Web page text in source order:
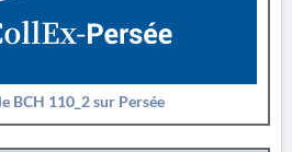
BCH 110_2 sur Persée